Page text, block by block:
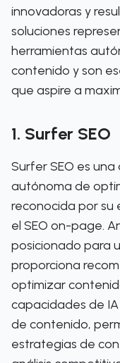
innovadoras y
soluciones
herramientas
contenido y son
que aspire a
1. Surfer SEO
Surfer SEO es
autónoma de
reconocida por
el SEO on-page.
posicionado para
proporciona
optimizar
capacidades de
de contenido,
estrategias de